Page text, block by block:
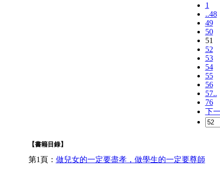
1
..48
49
50
51
52
53
54
55
56
57..
76
下
【書籍目錄】
第1頁： 做兒女的一定要盡孝，做學生的一定要尊師